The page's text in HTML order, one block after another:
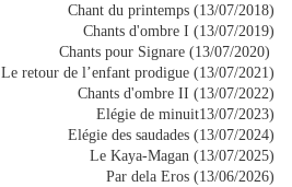
Chant du printemps (13/07/2018)
Chants d'ombre I (13/07/2019)
Chants pour Signare (13/07/2020)
Le retour de l’enfant prodigue (13/07/2021)
Chants d'ombre II (13/07/2022)
Elégie de minuit13/07/2023)
Elégie des saudades (13/07/2024)
Le Kaya-Magan (13/07/2025)
Par dela Eros (13/06/2026)